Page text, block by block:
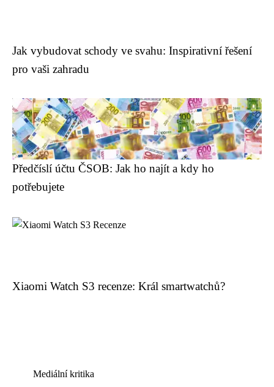
Jak vybudovat schody ve svahu: Inspirativní řešení
pro vaši zahradu
Předčíslí účtu ČSOB: Jak ho najít a kdy ho
potřebujete
Xiaomi Watch S3 recenze: Král smartwatchů?
Mediální kritika